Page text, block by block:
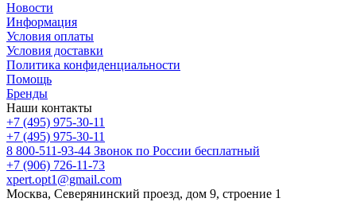
Новости
Информация
Условия оплаты
Условия доставки
Политика конфиденциальности
Помощь
Бренды
Наши контакты
+7 (495) 975-30-11
+7 (495) 975-30-11
8 800-511-93-44 Звонок по России бесплатный
+7 (906) 726-11-73
xpert.opt1@gmail.com
Москва, Северянинский проезд, дом 9, строение 1